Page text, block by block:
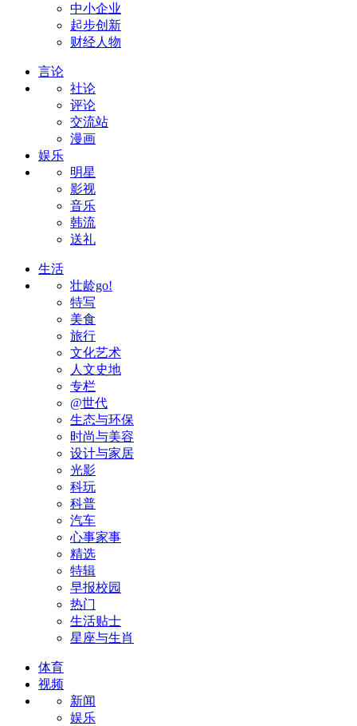
中小企业
起步创新
财经人物
言论
社论
评论
交流站
漫画
娱乐
明星
影视
音乐
韩流
送礼
生活
壮龄go!
特写
美食
旅行
文化艺术
人文史地
专栏
@世代
生态与环保
时尚与美容
设计与家居
光影
科玩
科普
汽车
心事家事
精选
特辑
早报校园
热门
生活贴士
星座与生肖
体育
视频
新闻
娱乐